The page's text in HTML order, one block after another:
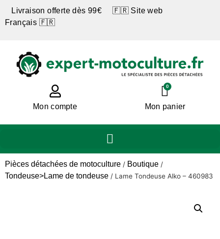
Livraison offerte dès 99€ 🇫🇷 Site web
Français 🇫🇷
Mon compte
0
Mon panier
Pièces détachées de motoculture / Boutique /
Tondeuse>Lame de tondeuse / Lame Tondeuse Alko – 460983